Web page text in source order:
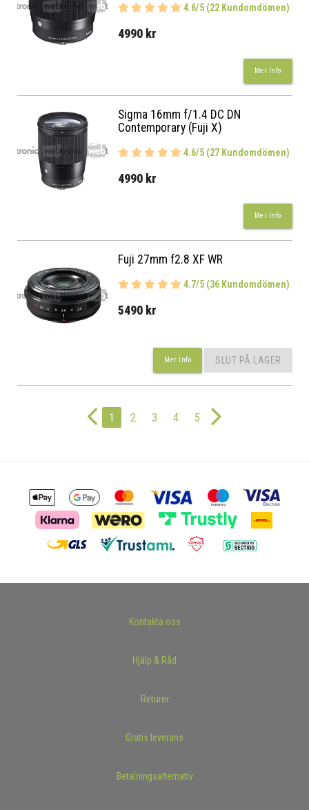
4.6/5 (22 Kundomdömen)
4990 kr
Mer Info
Sigma 16mm f/1.4 DC DN
Contemporary (Fuji X)
4.6/5 (27 Kundomdömen)
4990 kr
Mer Info
Fuji 27mm f2.8 XF WR
4.7/5 (36 Kundomdömen)
5490 kr
Mer Info SLUT PÅ LAGER
1 2 3 4 5
Kontakta oss
Hjälp & Råd
Returer
Gratis leverans
Betalningsalternativ